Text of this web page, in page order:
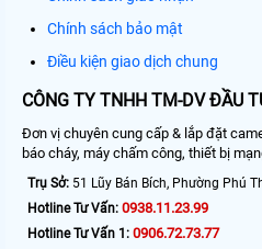
Chính sách bảo mật
Điều kiện giao dịch chung
CÔNG TY TNHH TM-DV ĐẦU
Đơn vị chuyên cung cấp & lắp đặt
báo cháy, máy chấm công, thiết bị
Trụ Sở: 51 Lũy Bán Bích, Phường Phú
Hotline Tư Vấn: 0938.11.23.99
Hotline Tư Vấn 1: 0906.72.73.77